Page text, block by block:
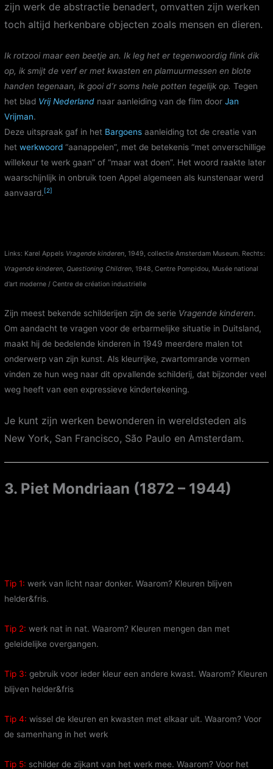
zijn werk de abstractie benadert, omvatten zijn werken
toch altijd herkenbare objecten zoals mensen en dieren.
Ik rotzooi maar een beetje an. Ik leg het er tegenwoordig flink dik
op, ik smijt de verf er met kwasten en plamuurmessen en blote
handen tegenaan, ik gooi d’r soms hele potten tegelijk op. Tegen
het blad Vrij Nederland naar aanleiding van de film doorJan
Vrijman.
Deze uitspraak gaf in het Bargoens aanleiding tot de creatie van
hetwerkwoord “aanappelen”, met de betekenis “met onverschillige
willekeur te werk gaan” of “maar wat doen”. Het woord raakte later
waarschijnlijk in onbruik toen Appel algemeen als kunstenaar werd
aanvaard. [2]
Links: Karel Appels Vragende kinderen, 1949, collectie Amsterdam Museum. Rechts:
Vragende kinderen,Questioning Children, 1948, Centre Pompidou, Musée national
d’art moderne / Centre de création industrielle
Zijn meest bekende schilderijen zijn de serie Vragende kinderen.
Om aandacht te vragen voor de erbarmelijke situatie in Duitsland,
maakt hij de bedelende kinderen in 1949 meerdere malen tot
onderwerp van zijn kunst. Als kleurrijke, zwartomrande vormen
vinden ze hun weg naar dit opvallende schilderij, dat bijzonder veel
weg heeft van een expressieve kindertekening.
Je kunt zijn werken bewonderen in wereldsteden als
New York, San Francisco, São Paulo en Amsterdam.
3. Piet Mondriaan (1872 – 1944)
Tip 1: werk van licht naar donker. Waarom? Kleuren blijven
helder&fris.
Tip 2: werk nat in nat. Waarom? Kleuren mengen dan met
geleidelijke overgangen.
Tip 3: gebruik voor ieder kleur een andere kwast. Waarom? Kleuren
blijven helder&fris
Tip 4: wissel de kleuren en kwasten met elkaar uit. Waarom? Voor
de samenhang in het werk
Tip 5: schilder de zijkant van het werk mee. Waarom? Voor het